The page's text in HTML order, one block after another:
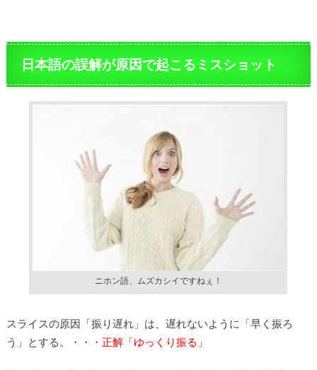
日本語の誤解が原因で起こるミスショット
ニホン語、ムズカシイですねぇ！
スライスの原因「振り遅れ」は、遅れないように「早く振ろ
う」とする。・・・ 正解「ゆっくり振る」